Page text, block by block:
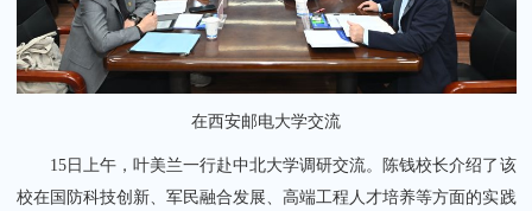
在西安邮电大学交流
15日上午，叶美兰一行赴中北大学调研交流。陈钱校长介绍了该
校在国防科技创新、军民融合发展、高端工程人才培养等方面的实践